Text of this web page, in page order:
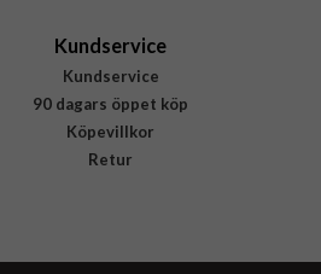
Kundservice
Kundservice
90 dagars öppet köp
Köpevillkor
Retur